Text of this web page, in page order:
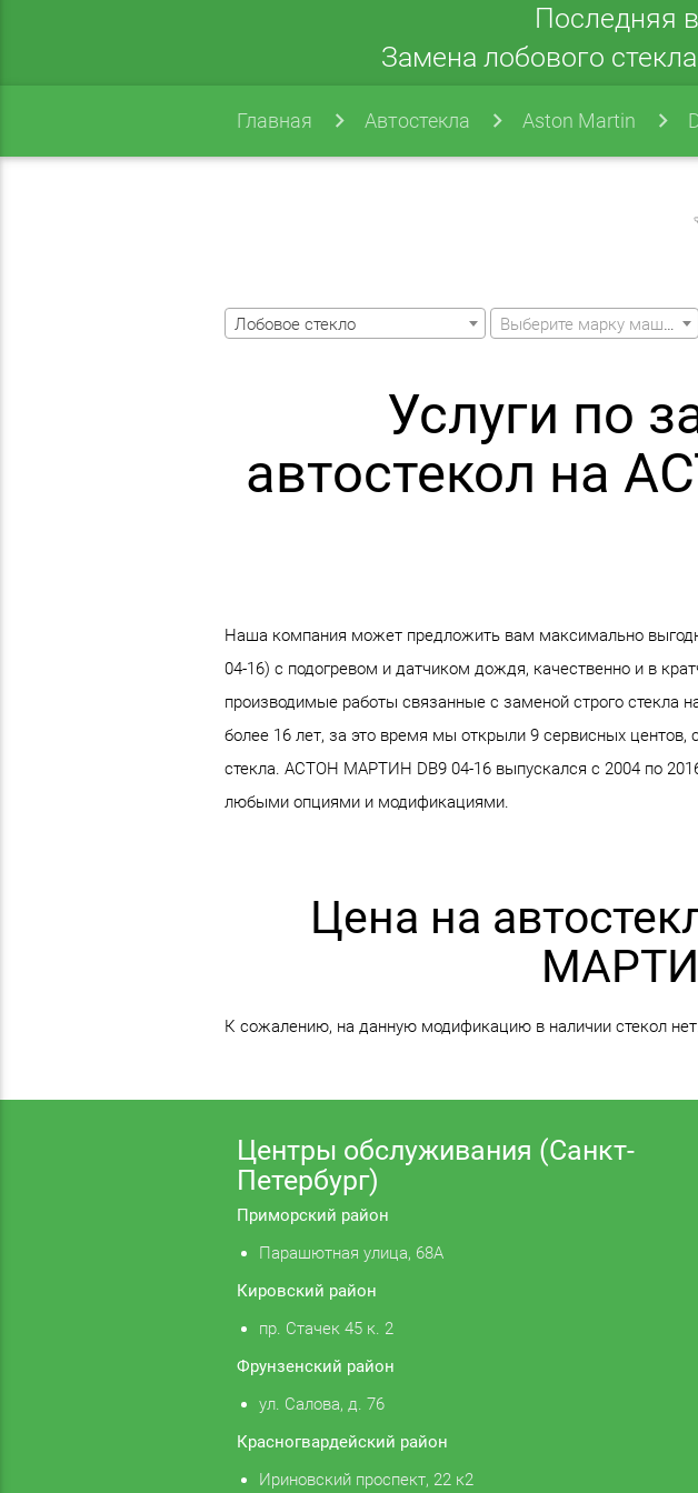
Последняя
Замена лобового
Главная Автостекла Aston Martin
Лобовое стекло Выберите марку машины
Услуги по
автостекол на
Наша компания может предложить вам максимально
04-16) с подогревом и датчиком дождя, качественно и в
производимые работы связанные с заменой строго
более 16 лет, за это время мы открыли 9 сервисных
стекла. АСТОН МАРТИН DB9 04-16 выпускался с 2004 по
любыми опциями и модификациями.
Цена на
К сожалению, на данную модификацию в наличии стекол
Центры обслуживания (Санкт-
Петербург)
Приморский район
Парашютная улица, 68А
Кировский район
пр. Стачек 45 к. 2
Фрунзенский район
ул. Салова, д. 76
Красногвардейский район
Ириновский проспект, 22 к2